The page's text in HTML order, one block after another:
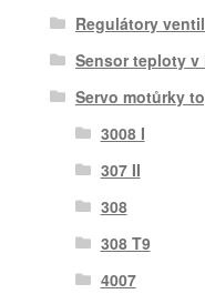
Regulátory
Sensor teploty v
Servo motůrky
3008 I
307 II
308
308 T9
4007